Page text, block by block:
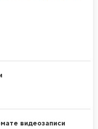
видеозаписи